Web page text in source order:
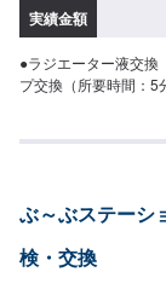
実績金額
●ラジエーター液交換
プ交換（所要時間：5
ぶ～ぶステーシ
検・交換